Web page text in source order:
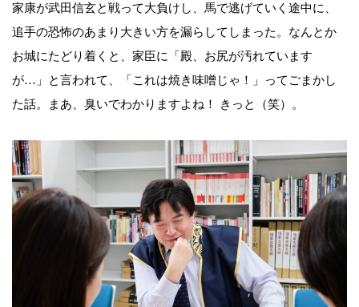
家康が武田信玄と戦って大負けし、馬で逃げていく途中に、
追手の恐怖のあまり大きい方を漏らしてしまった。なんとか
お城にたどり着くと、家臣に「殿、お尻が汚れています
が…」と言われて、「これは焼き味噌じゃ！」ってごまかし
た話。まあ、臭いでわかりますよね！ きっと（笑）。